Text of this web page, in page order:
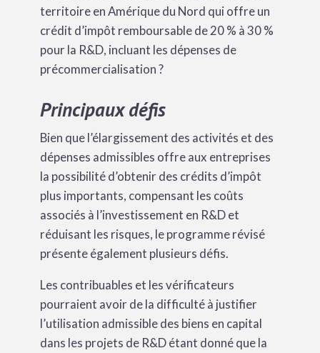
territoire en Amérique du Nord qui offre un
crédit d’impôt remboursable de 20 % à 30 %
pour la R&D, incluant les dépenses de
précommercialisation ?
Principaux défis
Bien que l’élargissement des activités et des
dépenses admissibles offre aux entreprises
la possibilité d’obtenir des crédits d’impôt
plus importants, compensant les coûts
associés à l’investissement en R&D et
réduisant les risques, le programme révisé
présente également plusieurs défis.
Les contribuables et les vérificateurs
pourraient avoir de la difficulté à justifier
l’utilisation admissible des biens en capital
dans les projets de R&D étant donné que la